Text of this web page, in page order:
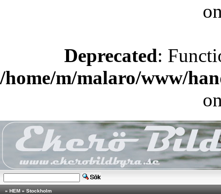
Deprecated:
/home/m/malaro/www/
» HEM » Stockholm